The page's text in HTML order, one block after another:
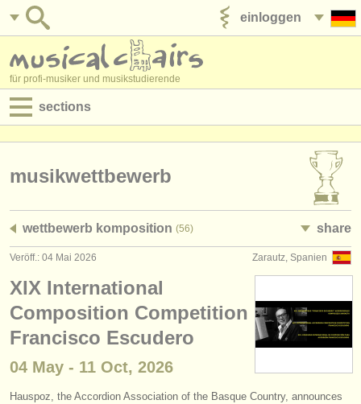
einloggen
für profi-musiker und musikstudierende
sections
jobs - verwaltung
kurse
musikwettbewerbe
instrumentenverkauf
musikwettbewerb
wettbewerb komposition (56) share
Zarautz, Spanien
Veröff.: 04 Mai 2026
XIX International
Composition Competition
Francisco Escudero
04 May - 11 Oct, 2026
Hauspoz, the Accordion Association of the Basque Country, announces